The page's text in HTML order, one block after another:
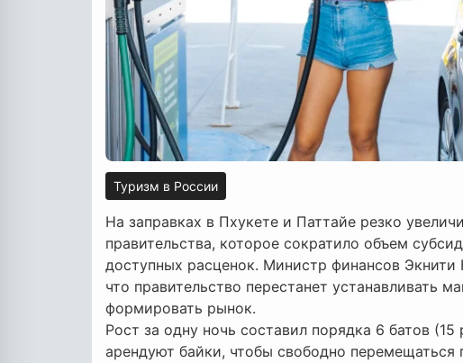
Туризм в России
На заправках в Пхукете и Паттайе резко
правительства, которое сократило объем
доступных расценок. Министр финансов Экнити
что правительство перестанет устанавливать
формировать рынок.
Рост за одну ночь составил порядка 6 батов
арендуют байки, чтобы свободно перемещаться